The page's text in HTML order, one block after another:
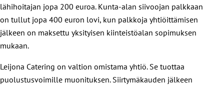
lähihoitajan jopa 200 euroa. Kunta-alan siivoojan palkkaan
on tullut jopa 400 euron lovi, kun palkkoja yhtiöittämisen
jälkeen on maksettu yksityisen kiinteistöalan sopimuksen
mukaan.
Leijona Catering on valtion omistama yhtiö. Se tuottaa
puolustusvoimille muonituksen. Siirtymäkauden jälkeen